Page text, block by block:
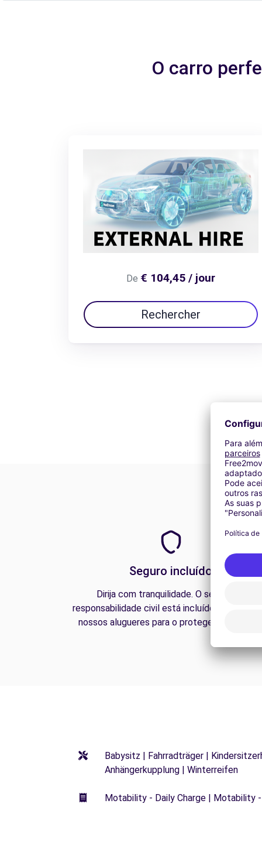
O carro
De € 104,45 / jour
Rechercher
Seguro incluído
Dirija com tranquilidade. O seguro de
responsabilidade civil está incluído em todos
nossos alugueres para o proteger na
Babysitz | Fahrradträger |
Anhängerkupplung | Winterreifen
Motability - Daily Charge |